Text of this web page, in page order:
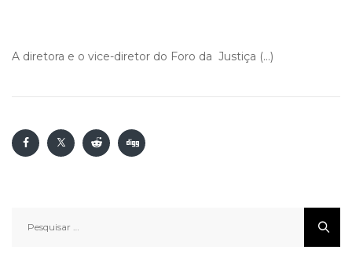
A diretora e o vice-diretor do Foro da Justiça (…)
por: